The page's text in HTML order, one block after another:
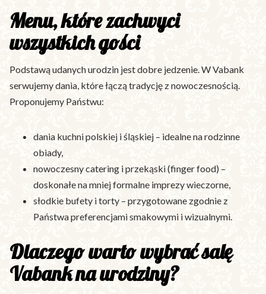
Menu, które zachwyci
wszystkich gości
Podstawą udanych urodzin jest dobre jedzenie. W Vabank
serwujemy dania, które łączą tradycję z nowoczesnością.
Proponujemy Państwu:
dania kuchni polskiej i śląskiej – idealne na rodzinne
obiady,
nowoczesny catering i przekąski (finger food) –
doskonałe na mniej formalne imprezy wieczorne,
słodkie bufety i torty – przygotowane zgodnie z
Państwa preferencjami smakowymi i wizualnymi.
Dlaczego warto wybrać salę
Vabank na urodziny?